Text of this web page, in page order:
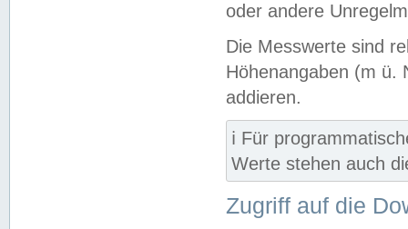
oder andere
Die Messwerte sind
Höhenangaben (m ü.
addieren.
ℹ️ Für
Werte stehen auch
Zugriff auf die